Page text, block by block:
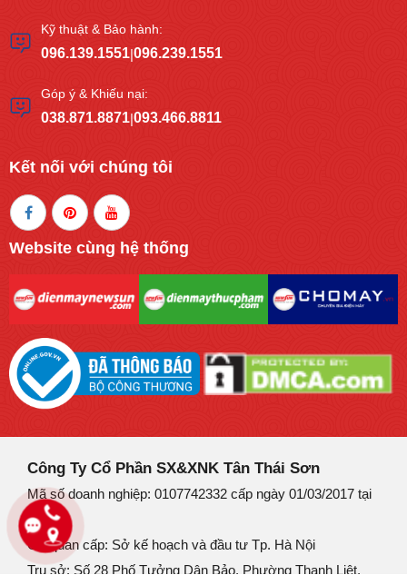
Kỹ thuật & Bảo hành:
096.139.1551|096.239.1551
Góp ý & Khiếu nại:
038.871.8871|093.466.8811
Kết nối với chúng tôi
Website cùng hệ thống
Công Ty Cổ Phần SX&XNK Tân Thái Sơn
Mã số doanh nghiệp: 0107742332 cấp ngày 01/03/2017 tại
Hà Nội
Cơ quan cấp: Sở kế hoạch và đầu tư Tp. Hà Nội
Trụ sở: Số 28 Phố Tưởng Dân Bảo, Phường Thanh Liệt,